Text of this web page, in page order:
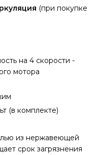
(при покупке
на 4 скорости -
мотора
(в комплекте)
из нержавеющей
срок загрязнения